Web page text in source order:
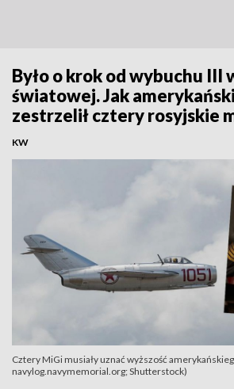
Było o krok od wybuchu III
światowej. Jak
zestrzelił cztery rosyjskie
KW
Cztery MiGi musiały uznać wyższość
navylog.navymemorial.org; Shutterstock)